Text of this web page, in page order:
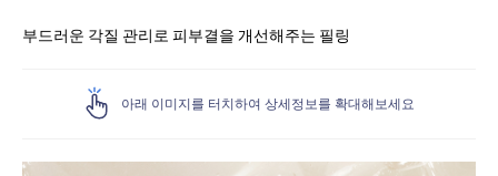
부드러운 각질 관리로 피부결을 개선해주는 필링
아래 이미지를 터치하여 상세정보를 확대해보세요